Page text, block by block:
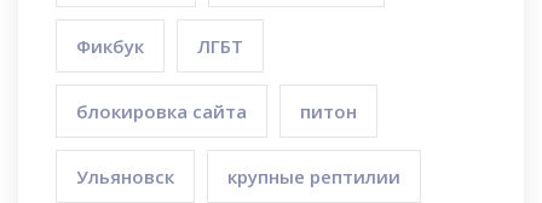
Фикбук ЛГБТ
блокировка сайта питон
Ульяновск крупные рептилии